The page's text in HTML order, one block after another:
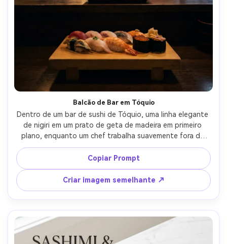
Balcão de Bar em Tóquio
Dentro de um bar de sushi de Tóquio, uma linha elegante
de nigiri em um prato de geta de madeira em primeiro
plano, enquanto um chef trabalha suavemente fora de
foco atrás do balcão, layout de pôster com espaço de
texto superior, brilho quente da lanterna e luz sutil do
aro, Canon EOS R6 35mm f/1.8, composição ao nível dos
olhos, humor noturno aconchegante, detalhes
fotorealistas, sombras naturais, alta resolução, foco
nítido-AR 4:5
Copiar Prompt
Criar imagem semelhante ↗